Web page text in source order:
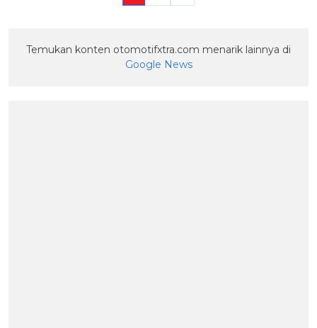
Temukan konten otomotifxtra.com menarik lainnya di
Google News